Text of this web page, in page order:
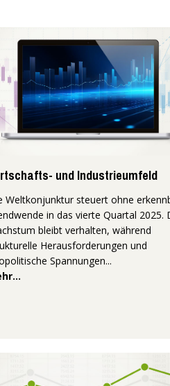
und Industrieumfeld
Weltkonjunktur steuert ohne
in das vierte Quartal 2025.
bleibt verhalten, während
Herausforderungen und
Spannungen...